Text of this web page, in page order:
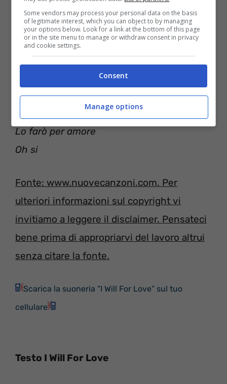
[Conclusione: Will Heard]
Lo farò per amore
Oh si
Fonte: www.nuovecanzoni.com. Per
ulteriori informazioni sul copyright vi
invitiamo a leggere il disclaimer. Pensateci
bene prima di appropriarvi del lavoro altrui
senza citare la fonte.
Scarica la suoneria “I Will For Love” sul tuo
cellulare
Testo I Will For Love
Some vendors may process your personal data on the basis
of legitimate interest, which you can object to by managing
your options below. Look for a link at the bottom of this page
or in the site menu to manage or withdraw consent in privacy
and cookie settings.
Consent
Manage options